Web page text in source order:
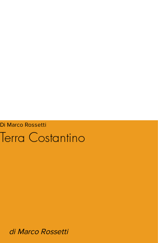
Terra Costantino
Di Marco Rossetti
di Marco Rossetti